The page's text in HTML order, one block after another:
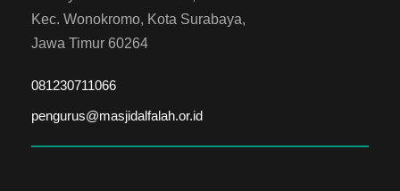
Kec. Wonokromo, Kota Surabaya,
Jawa Timur 60264
081230711066
pengurus@masjidalfalah.or.id